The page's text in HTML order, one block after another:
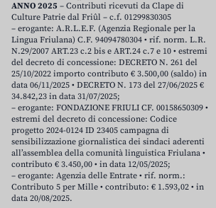
ANNO 2025 – Contributi ricevuti da Clape di
Culture Patrie dal Friûl – c.f. 01299830305
– erogante: A.R.L.E.F. (Agenzia Regionale per la
Lingua Friulana) C.F. 94094780304 • rif. norm. L.R.
N.29/2007 ART.23 c.2 bis e ART.24 c.7 e 10 • estremi
del decreto di concessione: DECRETO N. 261 del
25/10/2022 importo contributo € 3.500,00 (saldo) in
data 06/11/2025 • DECRETO N. 173 del 27/06/2025 €
34.842,23 in data 31/07/2025;
– erogante: FONDAZIONE FRIULI CF. 00158650309 •
estremi del decreto di concessione: Codice
progetto 2024-0124 ID 23405 campagna di
sensibilizzazione giornalistica dei sindaci aderenti
all’assemblea della comunità linguistica Friulana •
contributo € 3.450,00 • in data 12/05/2025;
– erogante: Agenzia delle Entrate • rif. norm.:
Contributo 5 per Mille • contributo: € 1.593,02 • in
data 20/08/2025.